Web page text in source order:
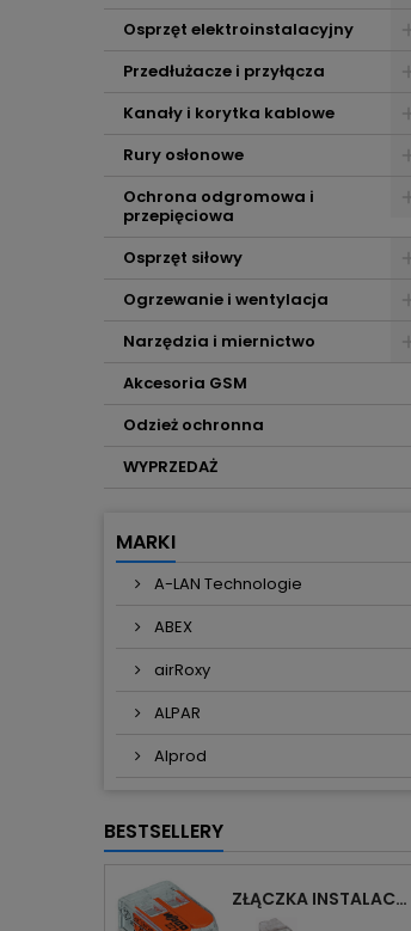
Osprzęt elektroinstalacyjny
Przedłużacze i przyłącza
Kanały i korytka kablowe
Rury osłonowe
Ochrona odgromowa i
przepięciowa
Osprzęt siłowy
Ogrzewanie i wentylacja
Narzędzia i miernictwo
Akcesoria GSM
Odzież ochronna
WYPRZEDAŻ
MARKI
A-LAN Technologie
ABEX
airRoxy
ALPAR
Alprod
BESTSELLERY
ZŁĄCZKA INSTALACYJNA 2X UNIWERSALNA COMPACT 221-412 WAGO